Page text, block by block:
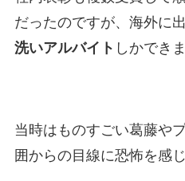
だったのですが、海外に
洗いアルバイト しかでき
当時はものすごい葛藤や
囲からの目線に恐怖を感